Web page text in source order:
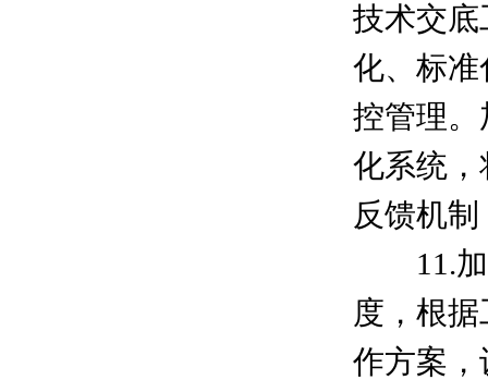
技术交
化、标
控管理
化系统
反馈机
11.加
度，根
作方案